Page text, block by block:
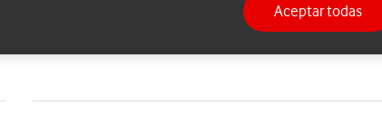
Aceptar todas